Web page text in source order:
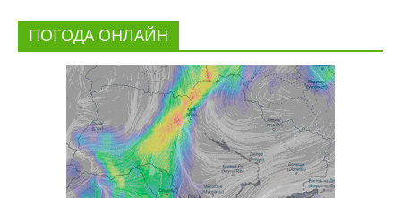
ПОГОДА ОНЛАЙН